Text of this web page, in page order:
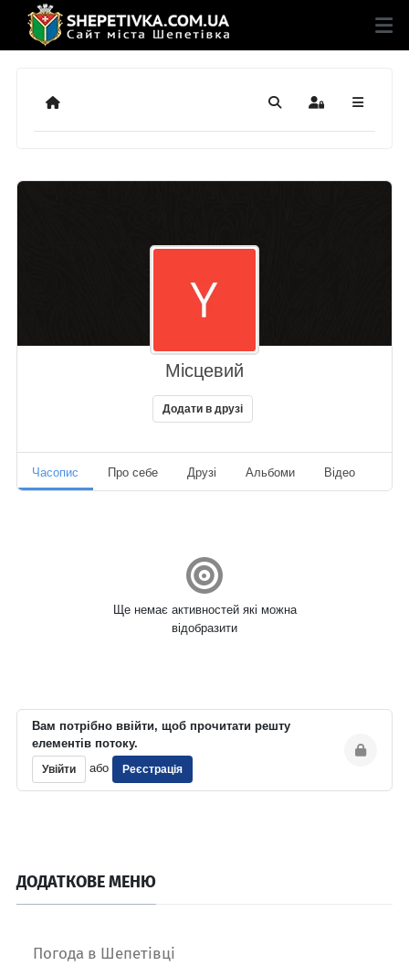
Додому ПошукSign In
Місцевий
Додати в друзі
Часопис Про себе Друзі Альбоми Відео
Ще немає активностей які можна
відобразити
Вам потрібно ввійти, щоб прочитати решту
елементів потоку.
Увійти або Реєстрація
ДОДАТКОВЕ МЕНЮ
Погода в Шепетівці